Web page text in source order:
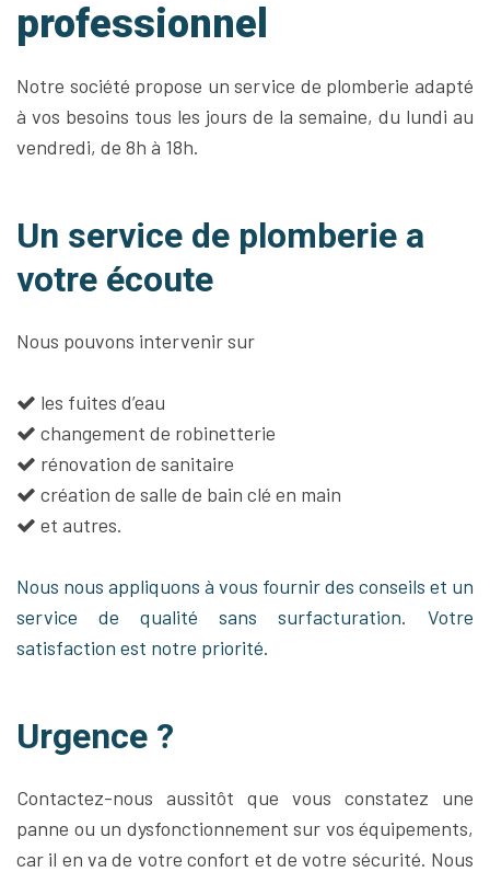
professionnel
Notre société propose un service de plomberie adapté
à vos besoins tous les jours de la semaine, du lundi au
vendredi, de 8h à 18h.
Un service de plomberie a
votre écoute
Nous pouvons intervenir sur
les fuites d’eau
changement de robinetterie
rénovation de sanitaire
création de salle de bain clé en main
et autres.
Nous nous appliquons à vous fournir des conseils et un
service de qualité sans surfacturation. Votre
satisfaction est notre priorité.
Urgence ?
Contactez-nous aussitôt que vous constatez une
panne ou un dysfonctionnement sur vos équipements,
car il en va de votre confort et de votre sécurité. Nous